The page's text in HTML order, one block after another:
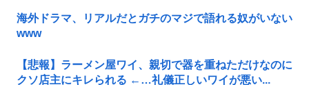
海外ドラマ、リアルだとガチのマジで語れる奴がいない
www
【悲報】ラーメン屋ワイ、親切で器を重ねただけなのに
クソ店主にキレられる ←…礼儀正しいワイが悪い...